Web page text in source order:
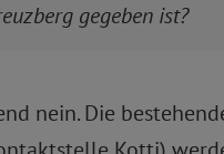
gegeben ist?
nein. Die